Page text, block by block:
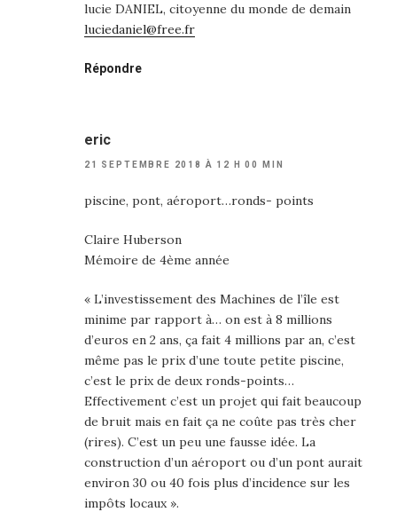
lucie DANIEL, citoyenne du monde de demain
luciedaniel@free.fr
Répondre
eric
21 SEPTEMBRE 2018 À 12 H 00 MIN
piscine, pont, aéroport…ronds- points
Claire Huberson
Mémoire de 4ème année
« L’investissement des Machines de l’île est
minime par rapport à… on est à 8 millions
d’euros en 2 ans, ça fait 4 millions par an, c’est
même pas le prix d’une toute petite piscine,
c’est le prix de deux ronds-points…
Effectivement c’est un projet qui fait beaucoup
de bruit mais en fait ça ne coûte pas très cher
(rires). C’est un peu une fausse idée. La
construction d’un aéroport ou d’un pont aurait
environ 30 ou 40 fois plus d’incidence sur les
impôts locaux ».